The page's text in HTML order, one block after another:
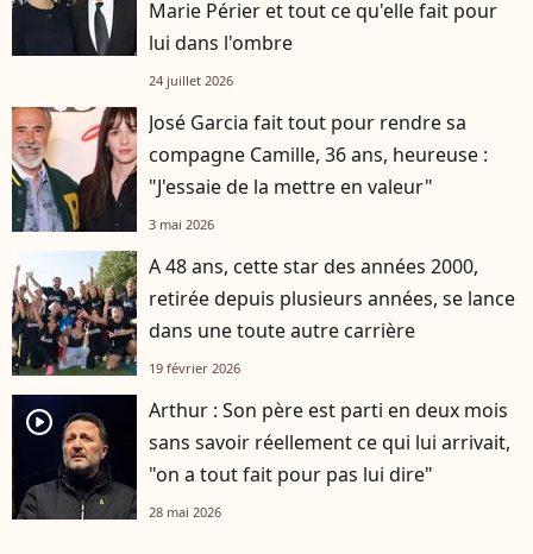
Marie Périer et tout ce qu'elle fait pour
lui dans l'ombre
24 juillet 2026
José Garcia fait tout pour rendre sa
compagne Camille, 36 ans, heureuse :
"J'essaie de la mettre en valeur"
3 mai 2026
A 48 ans, cette star des années 2000,
retirée depuis plusieurs années, se lance
dans une toute autre carrière
19 février 2026
player2
Arthur : Son père est parti en deux mois
sans savoir réellement ce qui lui arrivait,
"on a tout fait pour pas lui dire"
28 mai 2026